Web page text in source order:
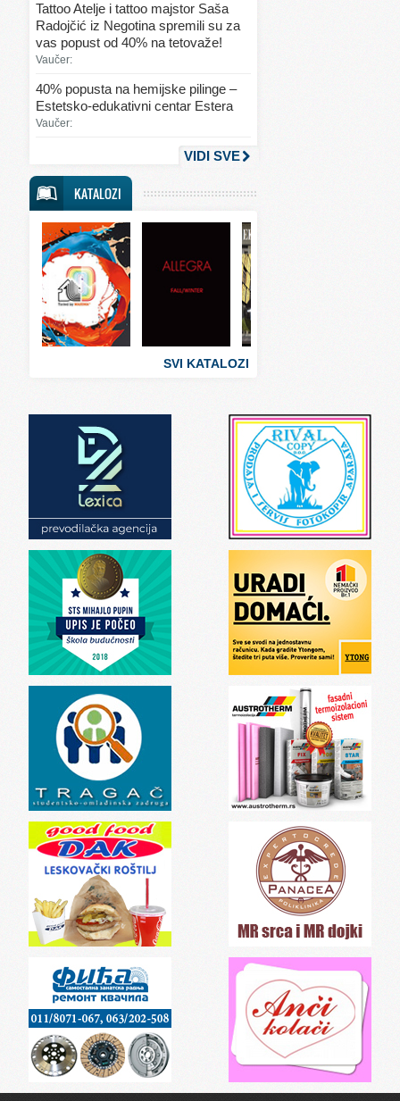
Svet kulinarstva
Svet lepote
Svet mode
Svet sporta
Svet tehnike
Svet ugostiteljstva
Svet zabave i umetnosti
Svet zanimljivosti
Svet zdravlja
Tattoo Atelje i tattoo majstor Saša
Radojčić iz Negotina spremili su za
vas popust od 40% na tetovaže!
Vaučer:
40% popusta na hemijske pilinge –
Estetsko-edukativni centar Estera
Vaučer:
VIDI SVE
KATALOZI
SVI KATALOZI